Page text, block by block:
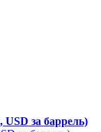
за баррель)